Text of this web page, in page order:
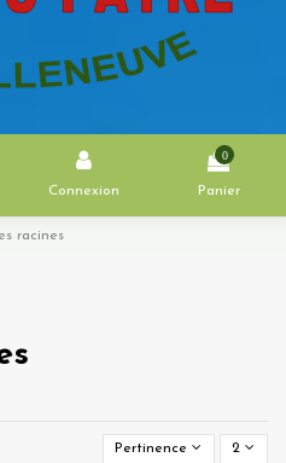
Connexion
0
Panier
racines
Pertinence 2